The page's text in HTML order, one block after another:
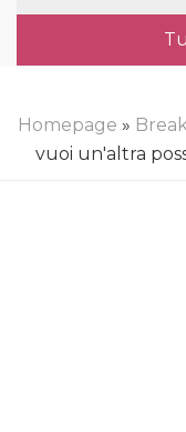
Homepage »
vuoi un'altra